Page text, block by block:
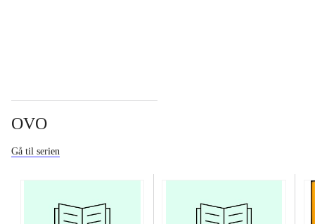
OVO
Gå til serien